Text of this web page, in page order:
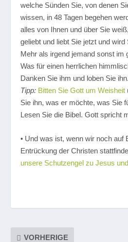
welche Sünden Sie, von denen
wissen, in 48 Tagen begehen
alles von Ihnen und über Sie
geliebt und liebt Sie jetzt und wird
Mehr als irgend jemand sonst im
Was für einen herrlichen
Danken Sie ihm und loben Sie
Tipp: Bitten Sie Gott um Weisheit
Sie ihn, was er möchte, was Sie
Lesen Sie die Bibel. Gott spricht
• Und was ist, wenn wir noch auf
Entrückung der Christen
unsere Schutzengel zu Jesus
VORHERIGE